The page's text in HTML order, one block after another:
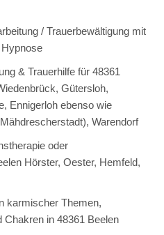
/ Trauerbewältigung mit
& Trauerhilfe für 48361
Gütersloh,
Ennigerloh ebenso wie
Warendorf
oder
Hörster, Oester, Hemfeld,
karmischer Themen,
Chakren in 48361 Beelen